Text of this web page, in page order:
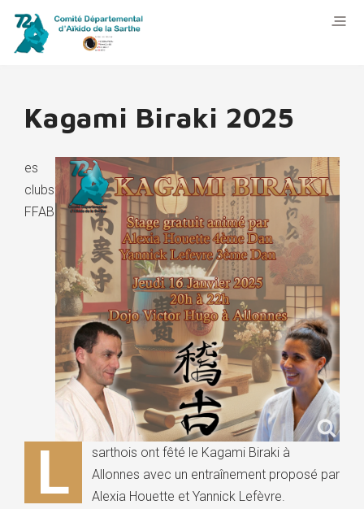
Kagami Biraki 2025
L
es
clubs
FFAB
sarthois ont fêté le Kagami Biraki à
Allonnes avec un entraînement proposé par
Alexia Houette et Yannick Lefèvre.